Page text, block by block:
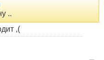
..
,(